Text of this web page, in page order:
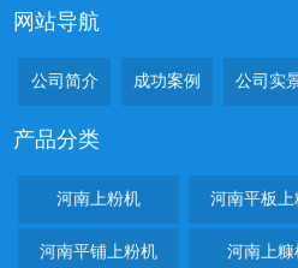
作，裹糠机可实现每小时处理数百公
代裹糠机还融入了智能化设计，如可
锁店到中 央
等，裹粉后油炸可保持食材原有风味
饼、肉串等，裹粉后便于冷冻保存和
品：如鱼片、鱼排、虾仁、鱿鱼块、
炸可增加产品的口感和外观。其他食
网站导航
公司简介 成功案例 公司实
产品分类
河南上粉机 河南平板上
河南平铺上粉机 河南上糠